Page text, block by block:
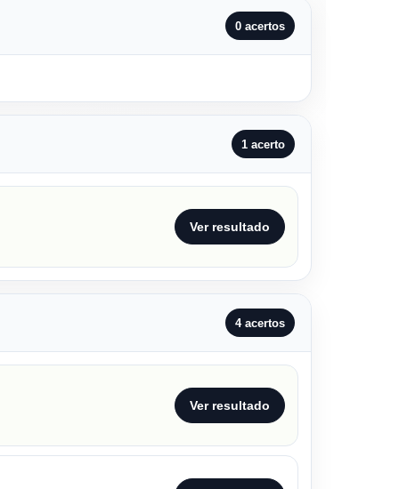
0 acertos
1 acerto
Ver resultado
4 acertos
Ver resultado